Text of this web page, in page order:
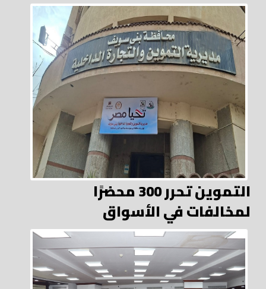
التموين تحرر 300 محضرًا
لمخالفات في الأسواق